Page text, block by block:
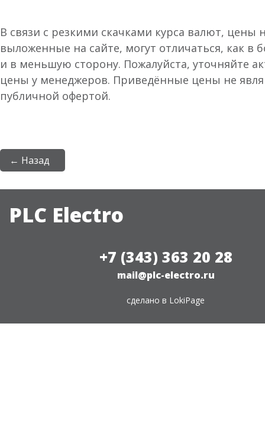
В связи с резкими скачками курса валют, цены
выложенные на сайте, могут отличаться, как в
и в меньшую сторону. Пожалуйста, уточняйте
цены у менеджеров. Приведённые цены не
публичной офертой.
← Назад
PLC Electro
+7 (343) 363 20 28
mail@plc-electro.ru
сделано в LokiPage